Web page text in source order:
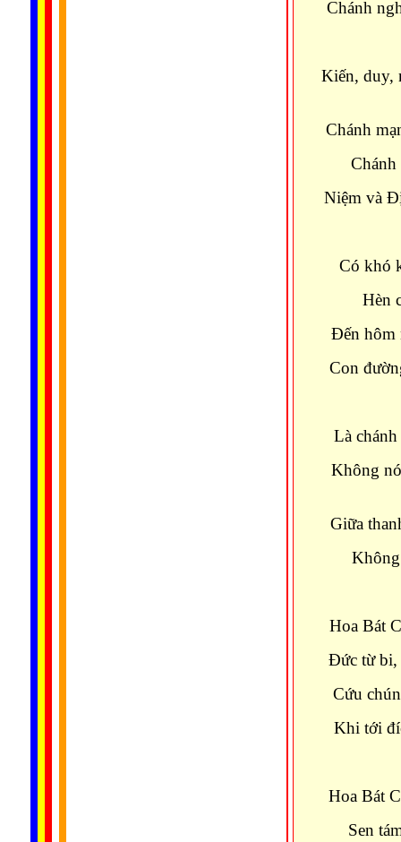
Chánh
Kiến, duy,
Chánh
Niệm và
Có khó
Hèn
Đến hôm
Con
Là
Không
Giữa
Hoa Bát
Đức từ bi,
Cứu
Khi tới
Hoa Bát
Sen